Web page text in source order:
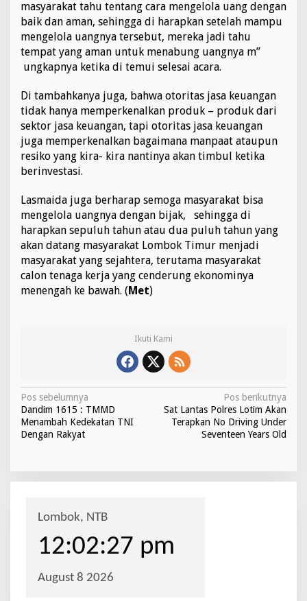
masyarakat tahu tentang cara mengelola uang dengan
baik dan aman, sehingga di harapkan setelah mampu
mengelola uangnya tersebut, mereka jadi tahu
tempat yang aman untuk menabung uangnya m”
ungkapnya ketika di temui selesai acara.
Di tambahkanya juga, bahwa otoritas jasa keuangan
tidak hanya memperkenalkan produk – produk dari
sektor jasa keuangan, tapi otoritas jasa keuangan
juga memperkenalkan bagaimana manpaat ataupun
resiko yang kira- kira nantinya akan timbul ketika
berinvestasi.
Lasmaida juga berharap semoga masyarakat bisa
mengelola uangnya dengan bijak, sehingga di
harapkan sepuluh tahun atau dua puluh tahun yang
akan datang masyarakat Lombok Timur menjadi
masyarakat yang sejahtera, terutama masyarakat
calon tenaga kerja yang cenderung ekonominya
menengah ke bawah. (Met)
Ikuti Kami
N
a
v
g
Pos sebelumnya
Dandim 1615 : TMMD
Menambah Kedekatan TNI
Dengan Rakyat
Pos berikutnya
Sat Lantas Polres Lotim Akan
Terapkan No Driving Under
Seventeen Years Old